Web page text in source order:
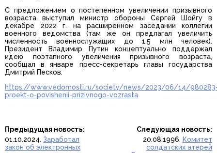
С предложением о постепенном увеличении призывного
возраста выступил министр обороны Сергей Шойгу в
декабре 2022 г. на расширенном заседании коллегии
военного ведомства (там же он предлагал увеличить
численность военнослужащих до 1,5 млн человек).
Президент Владимир Путин концептуально поддержал
идею поэтапного увеличения призывного возраста,
сообщал в январе пресс-секретарь главы государства
Дмитрий Песков.
https://www.vedomosti.ru/society/news/2023/06/14/
proekt-o-povishenii-prizivnogo-vozrasta
Предыдущая новость:
01.10.2024. Заработал
закон об электронных
Следующая новость:
20.08.1996. Комитет
солдатских атерей